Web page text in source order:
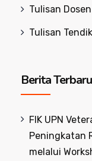
Tulisan Dosen
Tulisan Tendik
Berita Terbaru
FIK UPN
Peningkatan
melalui